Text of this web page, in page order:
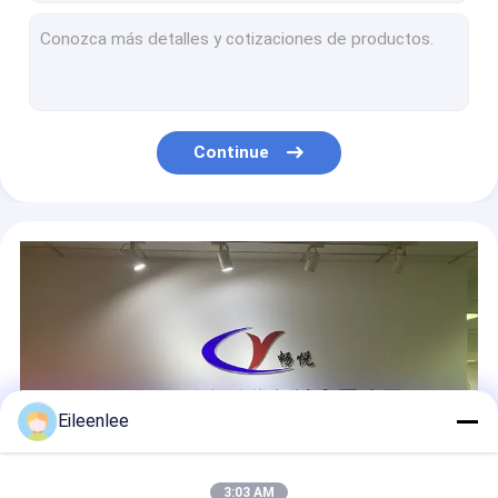
2350kg Mini Rotary Parking System 9 nivela o empilhador do elevador do carro
PSH que desliza os níveis do sistema 6 do estacionamento do carro do enigma hidráulicos para SUVs
Coluna dos níveis das soluções 7 do sistema do estacionamento do carro do enigma PSH7 multi
O estacionamento residencial do carro da movimentação da corda do motor levanta o armazenamento do carro de cargo dos PYJAMAS 2
Duas camadas da drenagem de estacionamento esperta da água do sistema de gestão hidráulica
Continue
Eileenlee
3:03 AM